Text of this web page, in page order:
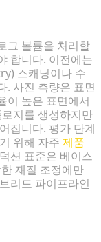
그 볼륨을 처리할
합니다. 이전에는
스캐닝이나 수
. 사진 측량은 표면
이 높은 표면에서
지를 생성하지만
집니다. 평가 단계
위해 자주 제품
션 표준은 베이스
재질 조정에만
리드 파이프라인